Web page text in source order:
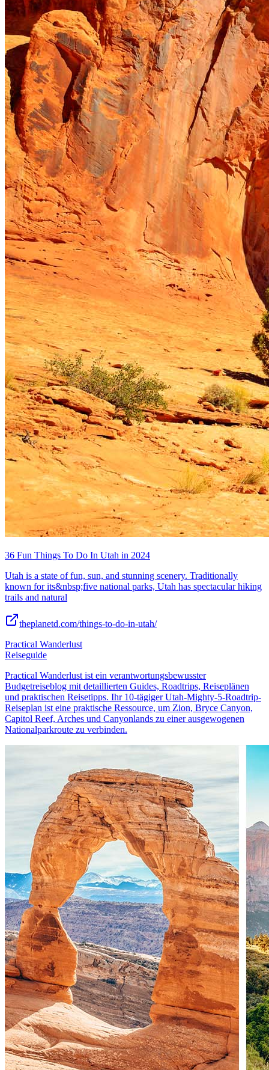
36 Fun Things To Do In Utah in 2024
Utah is a state of fun, sun, and stunning scenery. Traditionally
known for its&nbsp;five national parks, Utah has spectacular hiking
trails and natural
theplanetd.com/things-to-do-in-utah/
Practical Wanderlust
Reiseguide
Practical Wanderlust ist ein verantwortungsbewusster
Budgetreiseblog mit detaillierten Guides, Roadtrips, Reiseplänen
und praktischen Reisetipps. Ihr 10-tägiger Utah-Mighty-5-Roadtrip-
Reiseplan ist eine praktische Ressource, um Zion, Bryce Canyon,
Capitol Reef, Arches und Canyonlands zu einer ausgewogenen
Nationalparkroute zu verbinden.